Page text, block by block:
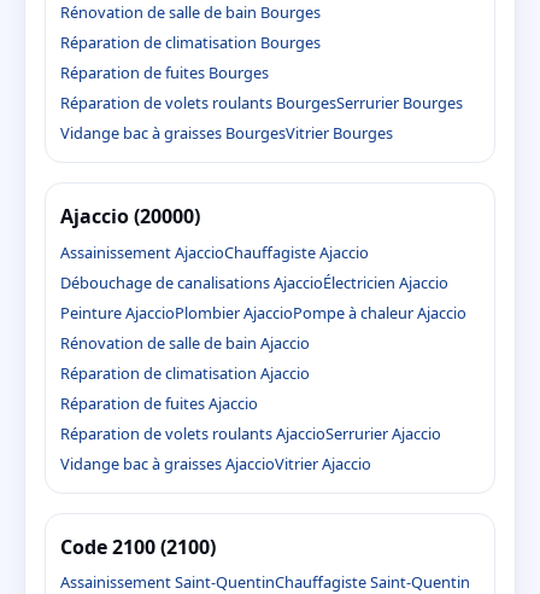
Rénovation de salle de bain Bourges
Réparation de climatisation Bourges
Réparation de fuites Bourges
Réparation de volets roulants BourgesSerrurier Bourges
Vidange bac à graisses BourgesVitrier Bourges
Ajaccio (20000)
Assainissement AjaccioChauffagiste Ajaccio
Débouchage de canalisations AjaccioÉlectricien Ajaccio
Peinture AjaccioPlombier AjaccioPompe à chaleur Ajaccio
Rénovation de salle de bain Ajaccio
Réparation de climatisation Ajaccio
Réparation de fuites Ajaccio
Réparation de volets roulants AjaccioSerrurier Ajaccio
Vidange bac à graisses AjaccioVitrier Ajaccio
Code 2100 (2100)
Assainissement Saint-QuentinChauffagiste Saint-Quentin